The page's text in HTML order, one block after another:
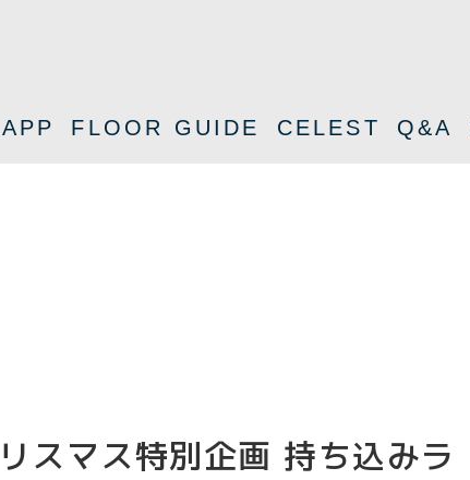
APP FLOOR GUIDE CELEST Q&A
スマス特別企画 持ち込みラ